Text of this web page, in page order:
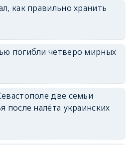
erid: 2SDnjdvhGXG
как правильно хранить
погибли четверо мирных
две семьи
после налёта украинских